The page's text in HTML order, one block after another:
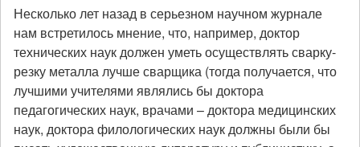
Несколько лет назад в серьезном научном журнале
нам встретилось мнение, что, например, доктор
технических наук должен уметь осуществлять сварку-
резку металла лучше сварщика (тогда получается, что
лучшими учителями являлись бы доктора
педагогических наук, врачами – доктора медицинских
наук, доктора филологических наук должны были бы